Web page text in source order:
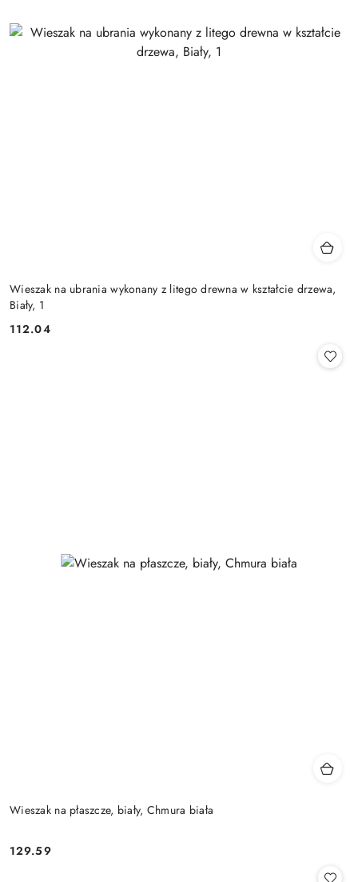
Wieszak na ubrania wykonany z litego drewna w kształcie drzewa,
Biały, 1
Cena:
112.04
Wieszak na płaszcze, biały, Chmura biała
Cena:
129.59